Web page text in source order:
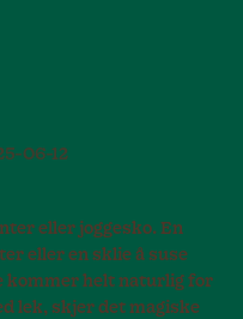
06-12
eller joggesko. En
eller en sklie å suse
kommer helt naturlig for
lek, skjer det magiske